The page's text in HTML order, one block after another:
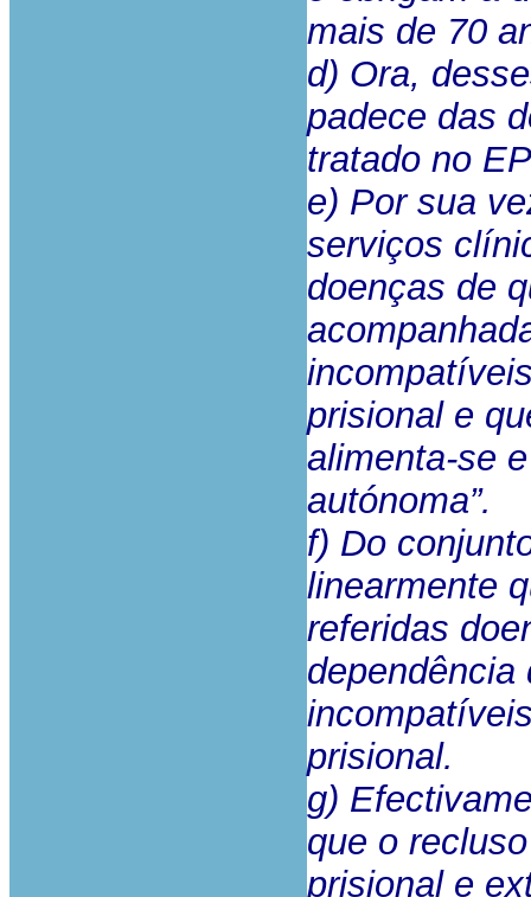
mais de 70
d) Ora,
padece das
tratado no
e) Por sua
serviços
doenças de
prisional e
alimenta-se
autónoma”.
f) Do
linearmente
referidas
dependência
prisional.
g)
que o
prisional e